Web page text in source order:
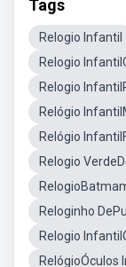
Tags
Relogio Infantil
Relogio
Relogio
Relógio
Relógio
Relogio
Reloginho
Relogio
RelógioÓculos